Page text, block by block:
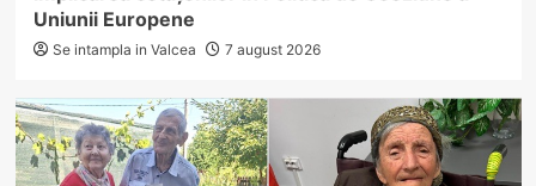
Uniunii Europene
Se intampla in Valcea 7 august 2026